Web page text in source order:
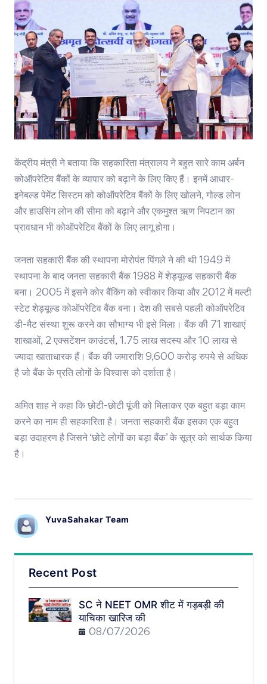
केंद्रीय मंत्री ने बताया कि सहकारिता मंत्रालय ने बहुत सारे काम अर्बन
कोऑपरेटिव बैंकों के व्यापार को बढ़ाने के लिए किए हैं। इनमें आधार-
इनेबल्ड पेमेंट सिस्टम को कोऑपरेटिव बैंकों के लिए खोलने, गोल्ड लोन
और हाउसिंग लोन की सीमा को बढ़ाने और एकमुश्त ऋण निपटान का
प्रावधान भी कोऑपरेटिव बैंकों के लिए लागू होगा।
जनता सहकारी बैंक की स्थापना मोरोपंत पिंगले ने की थी 1949 में
स्थापना के बाद जनता सहकारी बैंक 1988 में शेड्यूल्ड सहकारी बैंक
बना। 2005 में इसने कोर बैंकिंग को स्वीकार किया और 2012 में मल्टी
स्टेट शेड्यूल्ड कोऑपरेटिव बैंक बना। देश की सबसे पहली कोऑपरेटिव
डी-मैट संस्था शुरू करने का सौभाग्य भी इसे मिला। बैंक की 71 शाखाएं
शाखाओं, 2 एक्सटेंशन काउंटर्स, 1.75 लाख सदस्य और 10 लाख से
ज्यादा खाताधारक हैं। बैंक की जमाराशि 9,600 करोड़ रुपये से अधिक
है जो बैंक के प्रति लोगों के विश्वास को दर्शाता है।
अमित शाह ने कहा कि छोटी-छोटी पूंजी को मिलाकर एक बहुत बड़ा काम
करने का नाम ही सहकारिता है। जनता सहकारी बैंक इसका एक बहुत
बड़ा उदाहरण है जिसने ‘छोटे लोगों का बड़ा बैंक’ के सूत्र को सार्थक किया
है।
YuvaSahakar Team
Recent Post
SC ने NEET OMR शीट में गड़बड़ी की
याचिका खारिज की
08/07/2026